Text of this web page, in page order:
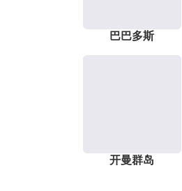
巴巴多斯
开曼群岛